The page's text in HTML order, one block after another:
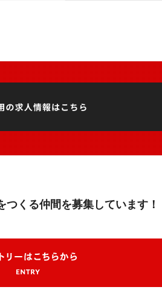
つくる仲間を募集しています！